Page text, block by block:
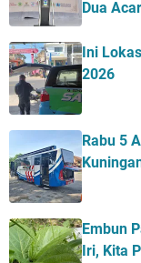
Dua
Ini
2026
Rabu 5
Embun
Iri, Kita